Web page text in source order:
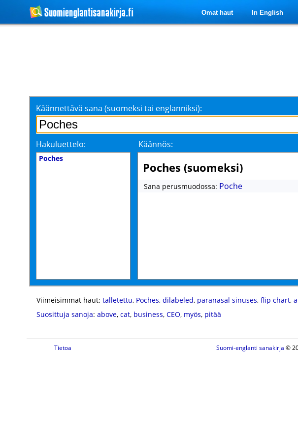
Omat haut In English
Käännettävä sana (suomeksi tai englanniksi):
Hakuluettelo: Käännös:
Poches
Poches (suomeksi)
Sana perusmuodossa: Poche
Viimeisimmät haut: talletettu, Poches, dilabeled, paranasal sinuses, flip chart,
Suosittuja sanoja: above, cat, business, CEO, myös, pitää
Tietoa Suomi-englanti sanakirja ©